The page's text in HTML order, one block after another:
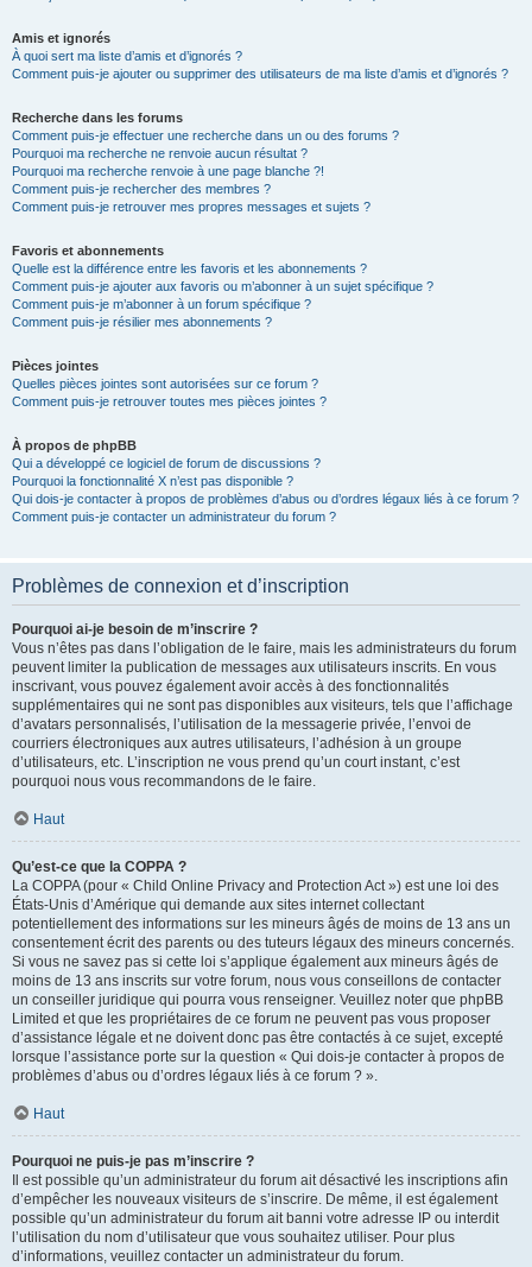
Amis et ignorés
À quoi sert ma liste d’amis et d’ignorés ?
Comment puis-je ajouter ou supprimer des utilisateurs de ma liste d’amis et d’ignorés ?
Recherche dans les forums
Comment puis-je effectuer une recherche dans un ou des forums ?
Pourquoi ma recherche ne renvoie aucun résultat ?
Pourquoi ma recherche renvoie à une page blanche ?!
Comment puis-je rechercher des membres ?
Comment puis-je retrouver mes propres messages et sujets ?
Favoris et abonnements
Quelle est la différence entre les favoris et les abonnements ?
Comment puis-je ajouter aux favoris ou m’abonner à un sujet spécifique ?
Comment puis-je m’abonner à un forum spécifique ?
Comment puis-je résilier mes abonnements ?
Pièces jointes
Quelles pièces jointes sont autorisées sur ce forum ?
Comment puis-je retrouver toutes mes pièces jointes ?
À propos de phpBB
Qui a développé ce logiciel de forum de discussions ?
Pourquoi la fonctionnalité X n’est pas disponible ?
Qui dois-je contacter à propos de problèmes d’abus ou d’ordres légaux liés à ce forum ?
Comment puis-je contacter un administrateur du forum ?
Problèmes de connexion et d’inscription
Pourquoi ai-je besoin de m’inscrire ?
Vous n’êtes pas dans l’obligation de le faire, mais les administrateurs du forum
peuvent limiter la publication de messages aux utilisateurs inscrits. En vous
inscrivant, vous pouvez également avoir accès à des fonctionnalités
supplémentaires qui ne sont pas disponibles aux visiteurs, tels que l’affichage
d’avatars personnalisés, l’utilisation de la messagerie privée, l’envoi de
courriers électroniques aux autres utilisateurs, l’adhésion à un groupe
d’utilisateurs, etc. L’inscription ne vous prend qu’un court instant, c’est
pourquoi nous vous recommandons de le faire.
Haut
Qu’est-ce que la COPPA ?
La COPPA (pour « Child Online Privacy and Protection Act ») est une loi des
États-Unis d’Amérique qui demande aux sites internet collectant
potentiellement des informations sur les mineurs âgés de moins de 13 ans un
consentement écrit des parents ou des tuteurs légaux des mineurs concernés.
Si vous ne savez pas si cette loi s’applique également aux mineurs âgés de
moins de 13 ans inscrits sur votre forum, nous vous conseillons de contacter
un conseiller juridique qui pourra vous renseigner. Veuillez noter que phpBB
Limited et que les propriétaires de ce forum ne peuvent pas vous proposer
d’assistance légale et ne doivent donc pas être contactés à ce sujet, excepté
lorsque l’assistance porte sur la question « Qui dois-je contacter à propos de
problèmes d’abus ou d’ordres légaux liés à ce forum ? ».
Haut
Pourquoi ne puis-je pas m’inscrire ?
Il est possible qu’un administrateur du forum ait désactivé les inscriptions afin
d’empêcher les nouveaux visiteurs de s’inscrire. De même, il est également
possible qu’un administrateur du forum ait banni votre adresse IP ou interdit
l’utilisation du nom d’utilisateur que vous souhaitez utiliser. Pour plus
d’informations, veuillez contacter un administrateur du forum.